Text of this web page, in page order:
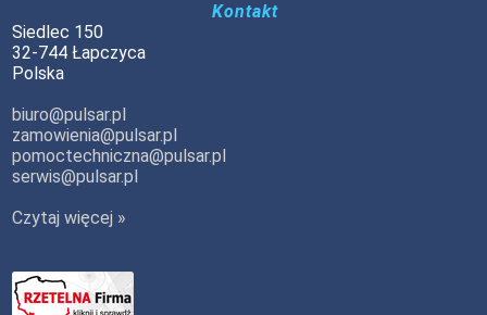
Kontakt
Siedlec 150
32-744 Łapczyca
Polska
biuro@pulsar.pl
zamowienia@pulsar.pl
pomoctechniczna@pulsar.pl
serwis@pulsar.pl
Czytaj więcej »